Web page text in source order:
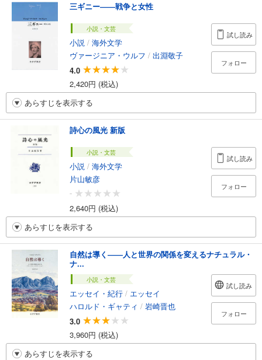
三ギニー――戦争と女性
小説・文芸
小説 / 海外文学
ヴァージニア・ウルフ / 出淵敬子
4.0
2,420円 (税込)
試し読み
フォロー
あらすじを表示する
詩心の風光 新版
小説・文芸
小説 / 海外文学
片山敏彦
-
2,640円 (税込)
試し読み
フォロー
あらすじを表示する
自然は導く――人と世界の関係を変えるナチュラル・
ナ...
小説・文芸
エッセイ・紀行 / エッセイ
ハロルド・ギャティ / 岩崎晋也
3.0
3,960円 (税込)
試し読み
フォロー
あらすじを表示する